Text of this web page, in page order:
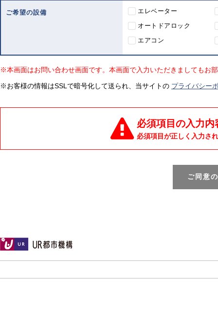
ご希望の設備
エレベーター
オートドアロック
エアコン
※本画面はお問い合わせ画面です。本画面で入力いただきましてもお
※お客様の情報はSSLで暗号化して送られ、当サイトの プライバシー
必須項目の入力
必須項目が正しく入力さ
ご同意